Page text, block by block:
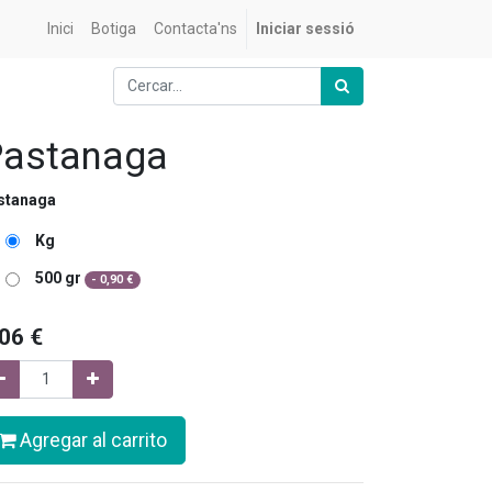
Inici Botiga Contacta'ns Iniciar sessió
Kg
500 gr -0,90 €
€
Agregar al carrito